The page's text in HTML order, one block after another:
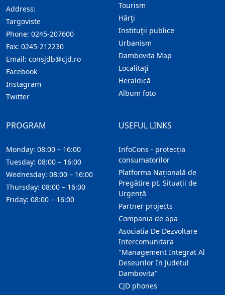
Address:
Targoviste
Phone: 0245-207600
Fax: 0245-212230
Email: consjdb@cjd.ro
Facebook
Instagram
Twitter
Tourism
Hărţi
Instituţii publice
Urbanism
Dambovita Map
Localitaţi
Heraldică
Album foto
USEFUL LINKS
InfoCons - protecția
consumatorilor
Platforma Națională de
Pregătire pt. Situații de
Urgență
Partner projects
Compania de apa
Asociatia De Dezvoltare
Intercomunitara
"Management Integrat Al
Deseurilor In Judetul
Dambovita"
CJD phones
PROGRAM
Monday: 08:00 – 16:00
Tuesday: 08:00 – 16:00
Wednesday: 08:00 – 16:00
Thursday: 08:00 – 16:00
Friday: 08:00 – 16:00